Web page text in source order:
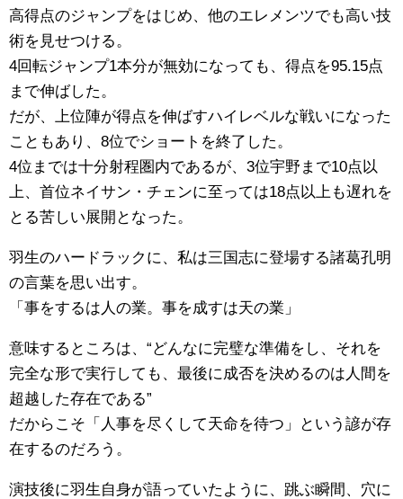
高得点のジャンプをはじめ、他のエレメンツでも高い技
術を見せつける。
4回転ジャンプ1本分が無効になっても、得点を95.15点
まで伸ばした。
だが、上位陣が得点を伸ばすハイレベルな戦いになった
こともあり、8位でショートを終了した。
4位までは十分射程圏内であるが、3位宇野まで10点以
上、首位ネイサン・チェンに至っては18点以上も遅れを
とる苦しい展開となった。
羽生のハードラックに、私は三国志に登場する諸葛孔明
の言葉を思い出す。
「事をするは人の業。事を成すは天の業」
意味するところは、“どんなに完璧な準備をし、それを
完全な形で実行しても、最後に成否を決めるのは人間を
超越した存在である”
だからこそ「人事を尽くして天命を待つ」という諺が存
在するのだろう。
演技後に羽生自身が語っていたように、跳ぶ瞬間、穴に